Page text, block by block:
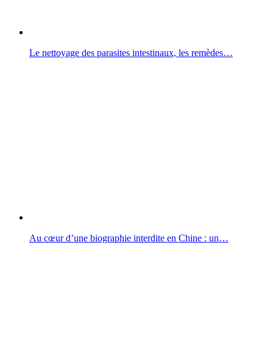
Le nettoyage des parasites intestinaux, les remèdes…
Au cœur d’une biographie interdite en Chine : un…